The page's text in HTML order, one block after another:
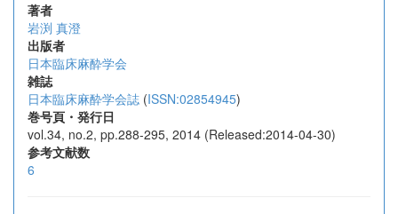
著者
岩渕 真澄
出版者
日本臨床麻酔学会
雑誌
日本臨床麻酔学会誌 (ISSN:02854945)
巻号頁・発行日
vol.34, no.2, pp.288-295, 2014 (Released:2014-04-30)
参考文献数
6